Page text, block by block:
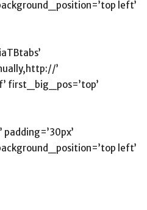
left’
’
first_big_pos=’top’
left’